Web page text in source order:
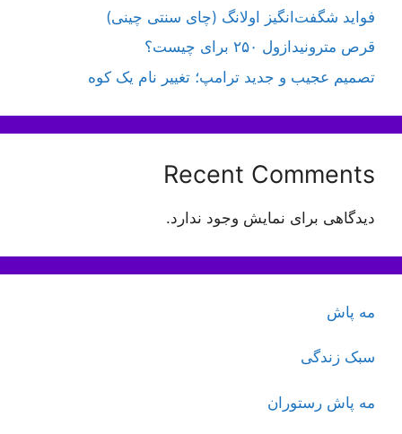
فواید شگفت‌انگیز اولانگ (چای سنتی چینی)
قرص مترونیدازول ۲۵۰ برای چیست؟
تصمیم عجیب و جدید ترامپ؛ تغییر نام یک کوه
Recent Comments
دیدگاهی برای نمایش وجود ندارد.
مه پاش
سبک زندگی
مه پاش رستوران